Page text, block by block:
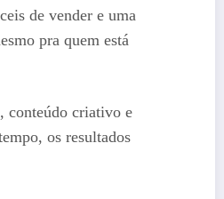
de vender e uma
pra quem está
conteúdo criativo e
os resultados